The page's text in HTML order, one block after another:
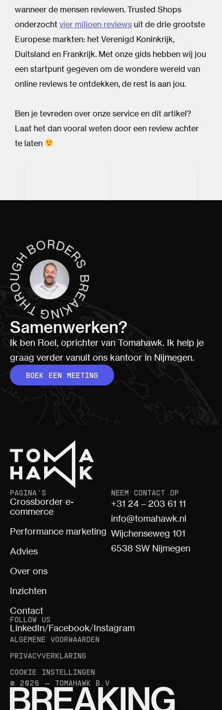
wanneer de mensen reviewen. Trusted Shops
onderzocht vier miljoen reviews uit de drie grootste
Europese markten: het Verenigd Koninkrijk,
Duitsland en Frankrijk. Met onze gids hebben wij jou
een startpunt gegeven om de wondere wereld van
online reviews te ontdekken, de rest is aan jou.
Ben je tevreden over onze service en dit artikel?
Laat het dan vooral weten door een review achter
te laten
Samenwerken?
Ik ben Roel, oprichter van Tomahawk. Ik help je
graag verder vanuit ons kantoor in Nijmegen.
BOEK EEN MEETING
PAGINA'S
Crossborder e-
commerce
Performance marketing
Advies
Over ons
Inzichten
Contact
NEEM CONTACT OP
+31 24 – 203 61 11
info@tomahawk.nl
Wijchenseweg 101
6538 SW Nijmegen
FOLLOW US
LinkedIn/Facebook/Instagram
© 2026 — TOMAHAWK B.V
ALGEMENE VOORWAARDEN
PRIVACYVERKLARING
COOKIE INSTELLINGEN